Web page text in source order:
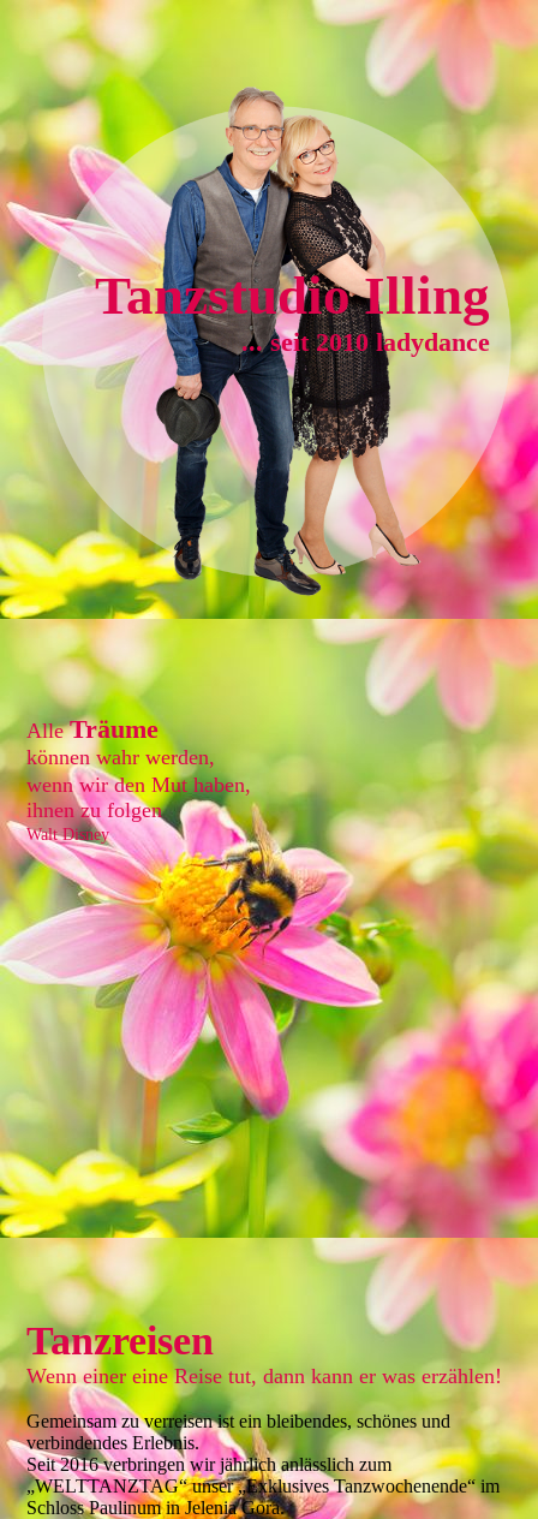
Tanzstudio Illing
... seit 2010 ladydance
Alle Träume
können wahr werden,
wenn wir den Mut haben,
ihnen zu folgen
Walt Disney
Tanzreisen
Wenn einer eine Reise tut, dann kann er was erzählen!
Gemeinsam zu verreisen ist ein bleibendes, schönes und
verbindendes Erlebnis.
Seit 2016 verbringen wir jährlich anlässlich zum
„WELTTANZTAG“ unser „Exklusives Tanzwochenende“ im
Schloss Paulinum in Jelenia Gora.